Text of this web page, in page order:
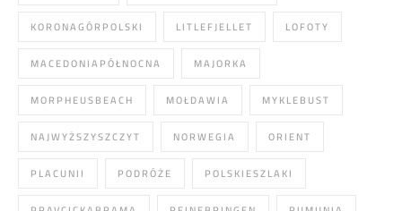
KORONAGÓRPOLSKI LITLEFJELLET LOFOTY
MACEDONIAPÓŁNOCNA MAJORKA
MORPHEUSBEACH MOŁDAWIA MYKLEBUST
NAJWYŻSZYSZCZYT NORWEGIA ORIENT
PLACUNII PODRÓŻE POLSKIESZLAKI